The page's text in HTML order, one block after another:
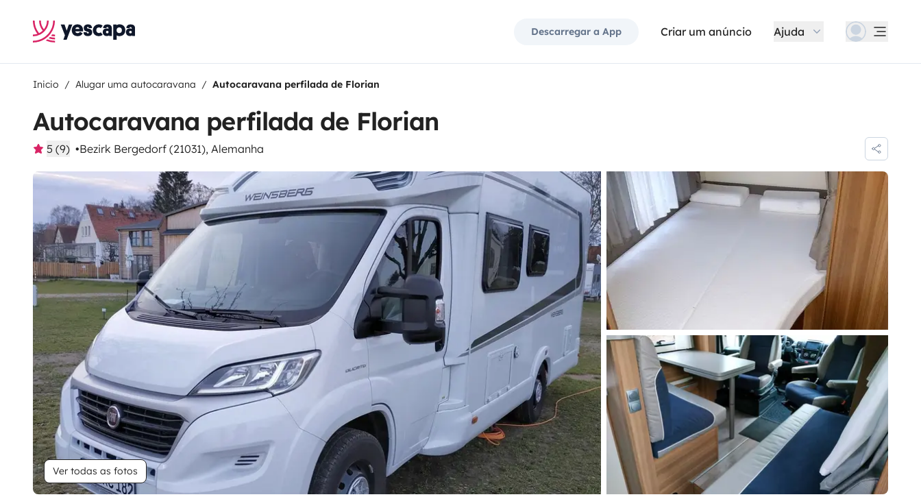
Descarregar a App Criar um anúncio Ajuda
Inicio Alugar uma autocaravana Autocaravana perfilada de Florian
Autocaravana perfilada de Florian
5 (9) Bezirk Bergedorf (21031), Alemanha
Ver todas as fotos